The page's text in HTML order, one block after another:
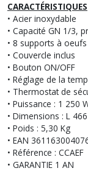
CARACTÉRISTIQUES
• Acier inoxydable
• Capacité GN 1/3,
• 8 supports à
• Couvercle inclus
• Bouton ON/OFF
• Réglage de la
• Thermostat de
• Puissance : 1 250
• Dimensions : L
• Poids : 5,30 Kg
• EAN
• Référence : CCAEF
• GARANTIE 1 AN